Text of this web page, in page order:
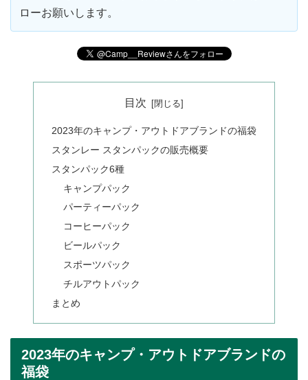
ローお願いします。
目次
2023年のキャンプ・アウトドアブランドの福袋
スタンレー スタンパックの販売概要
スタンパック6種
キャンプパック
パーティーパック
コーヒーパック
ビールパック
スポーツパック
チルアウトパック
まとめ
2023年のキャンプ・アウトドアブランドの
福袋